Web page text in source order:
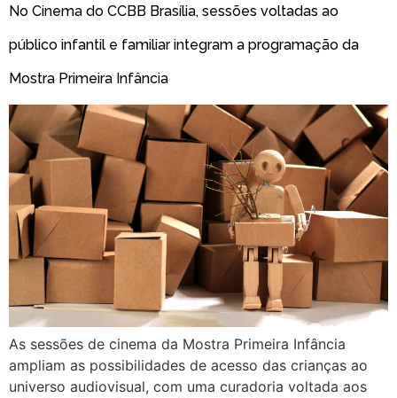
No Cinema do CCBB Brasília, sessões voltadas ao
público infantil e familiar integram a programação da
Mostra Primeira Infância
As sessões de cinema da Mostra Primeira Infância
ampliam as possibilidades de acesso das crianças ao
universo audiovisual, com uma curadoria voltada aos